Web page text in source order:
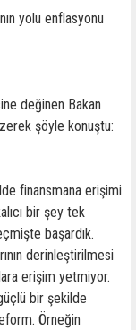
yolu enflasyonu
değinen Bakan
şöyle konuştu:
finansmana erişimi
bir şey tek
başardık.
derinleştirilmesi
erişim yetmiyor.
bir şekilde
Örneğin